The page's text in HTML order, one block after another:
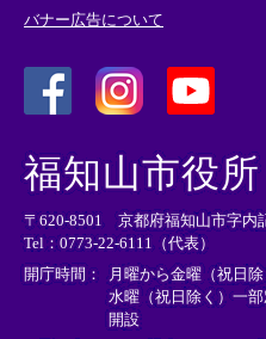
バナー広告について
外
部
リ
ン
ク
＞
外
リ
ン
ク
＞
外
部
ン
ク
＞
福知山市役所
〒620-8501 京都府福知山市字内
Tel：0773-22-6111（代表）
開庁時間： 月曜から金曜（祝日
水曜（祝日除く）一
開設